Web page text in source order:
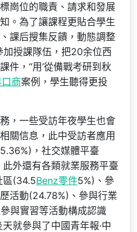
崗位的職責、請求和發展
。為了讓課程更貼合學生
課后搜集反饋，動態調整
加授課隊伍，把20余位西
件，“用‘從備戰考研到秋
商案例，學生聽得更投
，一些受訪年夜學生也會
關信息，此中受訪者應用
，社交媒體平臺
外還有各類就業服務平臺
區(34.5Benz零件5%)、參
活動(24.78%)、參與行業
與實習等活動構成認識
就參與了中國青年報·中